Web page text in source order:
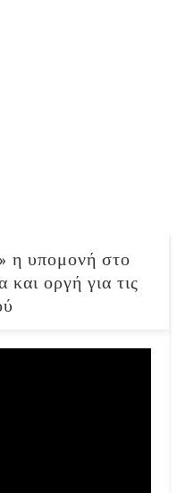
η υπομονή στο
οργή για τις